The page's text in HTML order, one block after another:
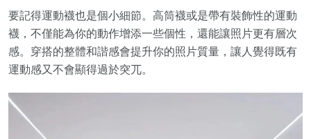
要記得運動襪也是個小細節。高筒襪或是帶有裝飾性的運動
襪，不僅能為你的動作增添一些個性，還能讓照片更有層次
感。穿搭的整體和諧感會提升你的照片質量，讓人覺得既有
運動感又不會顯得過於突兀。